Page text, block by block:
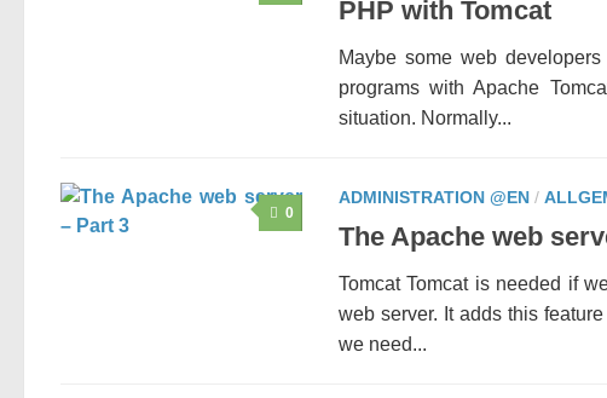
PHP with Tomcat
Maybe some web
programs with Apache
situation. Normally...
0
ADMINISTRATION @EN /
The Apache web
Tomcat Tomcat is needed if
web server. It adds this
we need...